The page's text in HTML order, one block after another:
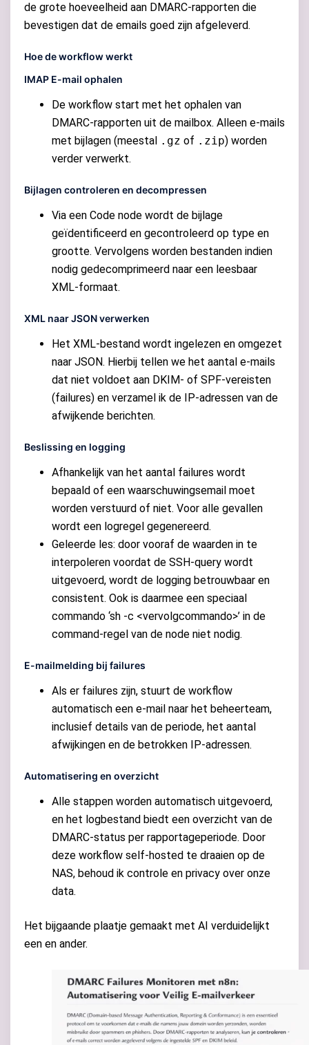
de grote hoeveelheid aan DMARC-rapporten die
bevestigen dat de emails goed zijn afgeleverd.
Hoe de workflow werkt
IMAP E-mail ophalen
De workflow start met het ophalen van
DMARC-rapporten uit de mailbox. Alleen e-mails
met bijlagen (meestal .gz of .zip) worden
verder verwerkt.
Bijlagen controleren en decompressen
Via een Code node wordt de bijlage
geïdentificeerd en gecontroleerd op type en
grootte. Vervolgens worden bestanden indien
nodig gedecomprimeerd naar een leesbaar
XML-formaat.
XML naar JSON verwerken
Het XML-bestand wordt ingelezen en omgezet
naar JSON. Hierbij tellen we het aantal e-mails
dat niet voldoet aan DKIM- of SPF-vereisten
(failures) en verzamel ik de IP-adressen van de
afwijkende berichten.
Beslissing en logging
Afhankelijk van het aantal failures wordt
bepaald of een waarschuwingsemail moet
worden verstuurd of niet. Voor alle gevallen
wordt een logregel gegenereerd.
Geleerde les: door vooraf de waarden in te
interpoleren voordat de SSH-query wordt
uitgevoerd, wordt de logging betrouwbaar en
consistent. Ook is daarmee een speciaal
commando ‘sh -c <vervolgcommando>’ in de
command-regel van de node niet nodig.
E-mailmelding bij failures
Als er failures zijn, stuurt de workflow
automatisch een e-mail naar het beheerteam,
inclusief details van de periode, het aantal
afwijkingen en de betrokken IP-adressen.
Automatisering en overzicht
Alle stappen worden automatisch uitgevoerd,
en het logbestand biedt een overzicht van de
DMARC-status per rapportageperiode. Door
deze workflow self-hosted te draaien op de
NAS, behoud ik controle en privacy over onze
data.
Het bijgaande plaatje gemaakt met AI verduidelijkt
een en ander.